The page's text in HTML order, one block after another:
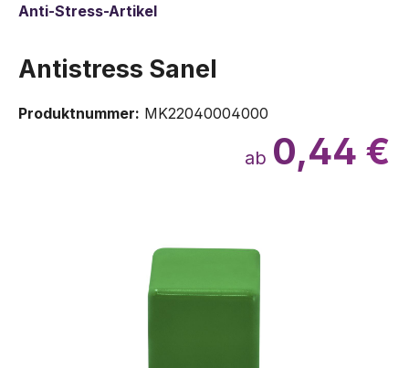
Anti-Stress-Artikel
Antistress Sanel
Produktnummer: MK22040004000
ab 0,44 €